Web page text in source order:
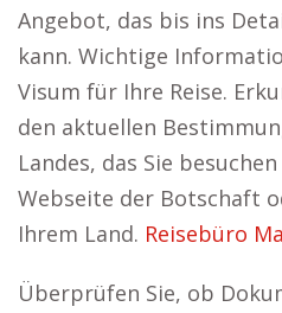
Angebot, das bis ins
kann. Wichtige
Visum für Ihre Reise.
den aktuellen
Landes, das Sie
Webseite der Botschaft
Ihrem Land. Reisebüro
Überprüfen Sie, ob